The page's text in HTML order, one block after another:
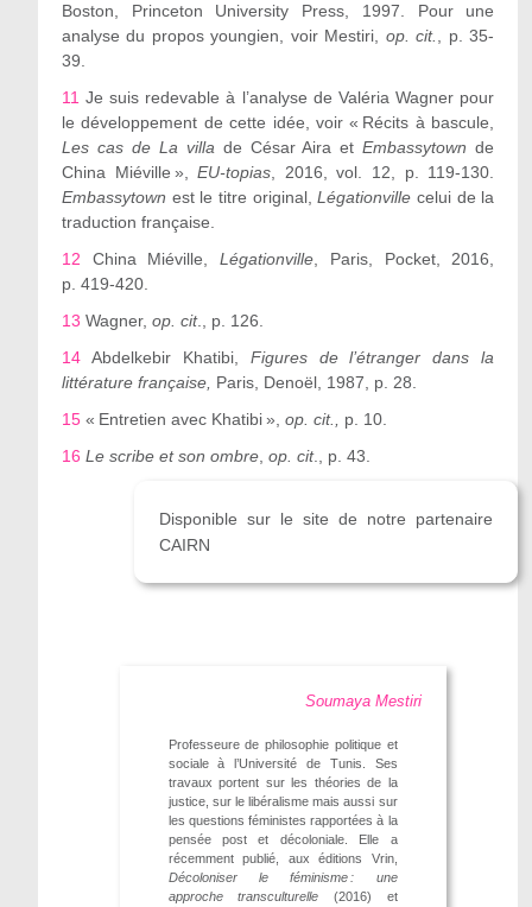
Boston, Princeton University Press, 1997. Pour une
analyse du propos youngien, voir Mestiri, op. cit., p. 35-
39.
11 Je suis redevable à l’analyse de Valéria Wagner pour
le développement de cette idée, voir « Récits à bascule,
Les cas de La villade César Aira etEmbassytown de
China Miéville »,EU-topias, 2016, vol. 12, p. 119-130.
Embassytown est le titre original,Légationville celui de la
traduction française.
12 China Miéville,Légationville, Paris, Pocket, 2016,
p. 419-420.
13 Wagner, op. cit., p. 126.
14Abdelkebir Khatibi, Figures de l’étranger dans la
littérature française, Paris, Denoël, 1987, p. 28.
15« Entretien avec Khatibi », op. cit., p. 10.
16 Le scribe et son ombre, op. cit., p. 43.
Disponible sur le site de notre partenaire
CAIRN
Soumaya Mestiri
Professeure de philosophie politique et
sociale à l’Université de Tunis. Ses
travaux portent sur les théories de la
justice, sur le libéralisme mais aussi sur
les questions féministes rapportées à la
pensée post et décoloniale. Elle a
récemment publié, aux éditions Vrin,
Décoloniser le féminisme : une
approche transculturelle (2016) et